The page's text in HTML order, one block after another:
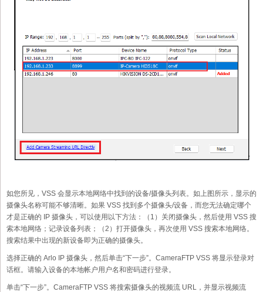
如您所见，VSS 会显示本地网络中找到的设备/摄像头列表。如上图所示，显示的
摄像头名称可能不够清晰。如果 VSS 找到多个摄像头/设备，而您无法确定哪个
才是正确的 IP 摄像头，可以使用以下方法：（1）关闭摄像头，然后使用 VSS 搜
索本地网络；记录设备列表；（2）打开摄像头，再次使用 VSS 搜索本地网络。
搜索结果中出现的新设备即为正确的摄像头。
选择正确的 Arlo IP 摄像头，然后单击“下一步”。CameraFTP VSS 将显示登录对
话框。请输入设备的本地帐户用户名和密码进行登录。
单击“下一步”。CameraFTP VSS 将搜索摄像头的视频流 URL，并显示视频流